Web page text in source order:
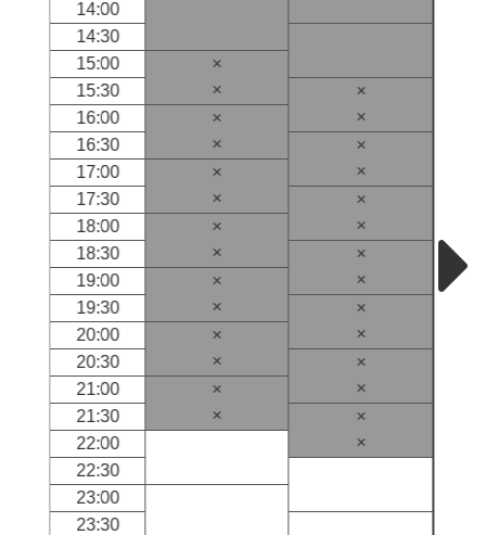
14:00
14:30
15:00
×
15:30
×
×
16:00
×
×
16:30
×
×
17:00
×
×
17:30
×
×
18:00
×
×
18:30
×
×
19:00
×
×
19:30
×
×
20:00
×
×
20:30
×
×
21:00
×
×
21:30
×
×
22:00
×
22:30
23:00
23:30